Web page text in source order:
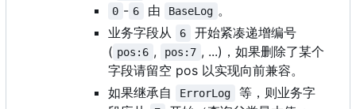
0 - 6 由 BaseLog 。
业务字段从
6
开始紧凑递增编号
( pos:6 , pos:7 , ...)，如果删除了某个
字段请留空 pos 以实现向前兼容。
如果继承自
ErrorLog
等，则业务字